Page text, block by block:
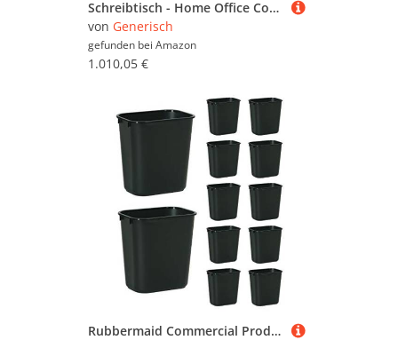
Schreibtisch - Home Office Computertisch - Modernes Steindesign - Robuster Arbeitsplatz mit stabiler Konstruktion
von Generisch
gefunden bei Amazon
1.010,05 €
Rubbermaid Commercial Products Abfalleimer klein 13QT/3,25 GAL, für Zuhause/Büro/unter dem Schreibtisch, schwarz (FG295500BLA), 12 Stück